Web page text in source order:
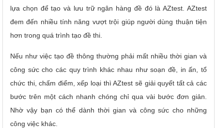
lựa chọn để tạo và lưu trữ ngân hàng đề đó là AZtest. AZtest
đem đến nhiều tính năng vượt trội giúp người dùng thuận tiện
hơn trong quá trình tạo đề thi.
Nếu như việc tạo đề thông thường phải mất nhiều thời gian và
công sức cho các quy trình khác nhau như soạn đề, in ấn, tổ
chức thi, chấm điểm, xếp loại thì AZtest sẽ giải quyết tất cả các
bước trên một cách nhanh chóng chỉ qua vài bước đơn giản.
Nhờ vậy bạn có thể dành thời gian và công sức cho những
công việc khác.